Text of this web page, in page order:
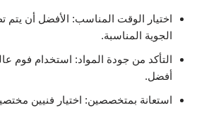
اختيار الوقت المناسب: الأفضل أن
الجوية المناسبة.
التأكد من جودة المواد: استخدام فوم
أفضل.
استعانة بمتخصصين: اختيار فنيين